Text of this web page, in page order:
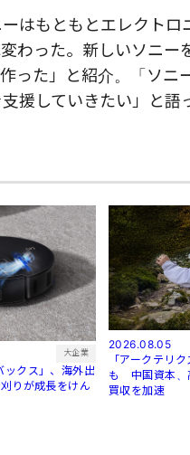
はもともとエレクト
わった。新しいソニ
った」と紹介。「ソニ
援していきたい」と語
大企業
ックス」、海外出
りが成長をけん
2026.08.05
「アークテリ
も 中国資本、
買収を加速